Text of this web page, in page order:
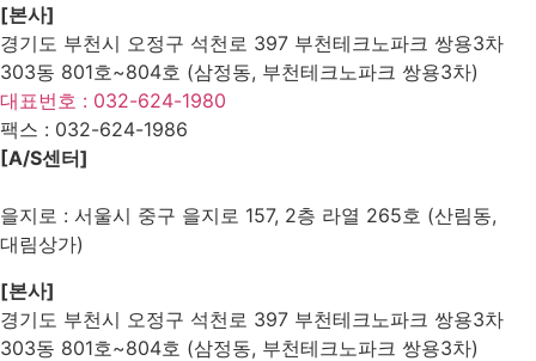
[본사]
경기도 부천시 오정구 석천로 397 부천테크노파크 쌍용3차
303동 801호~804호 (삼정동, 부천테크노파크 쌍용3차)
대표번호 : 032-624-1980
팩스 : 032-624-1986
[A/S센터]
을지로 : 서울시 중구 을지로 157, 2층 라열 265호 (산림동,
대림상가)
[본사]
경기도 부천시 오정구 석천로 397 부천테크노파크 쌍용3차
303동 801호~804호 (삼정동, 부천테크노파크 쌍용3차)